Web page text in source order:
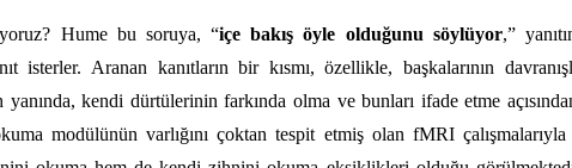
Hume bu soruya, “içe bakış öyle olduğunu söylüyor,”
isterler. Aranan kanıtların bir kısmı, özellikle, başkalarının
kendi dürtülerinin farkında olma ve bunları ifade etme
modülünün varlığını çoktan tespit etmiş olan fMRI